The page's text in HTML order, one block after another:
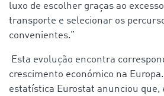
luxo de escolher graças ao
transporte e selecionar os
convenientes.”
Esta evolução encontra
crescimento económico na
estatística Eurostat anunciou que,